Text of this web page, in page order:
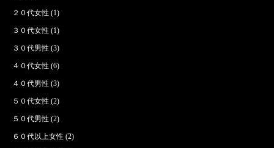
２０代女性 (1)
３０代女性 (1)
３０代男性 (3)
４０代女性 (6)
４０代男性 (3)
５０代女性 (2)
５０代男性 (2)
６０代以上女性 (2)